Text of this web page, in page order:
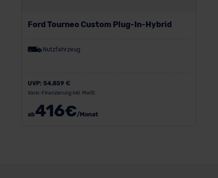
Ford Tourneo Custom Plug-In-Hybrid
Nutzfahrzeug
UVP: 54.859 €
Vario-Finanzierung inkl. MwSt.
ab416€/Monat